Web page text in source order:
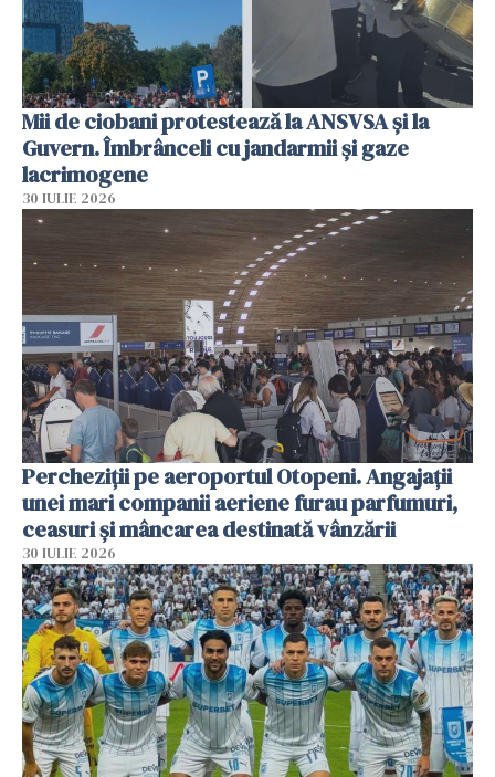
Mii de ciobani protestează la ANSVSA și la
Guvern. Îmbrânceli cu jandarmii și gaze
lacrimogene
30 IULIE 2026
Percheziții pe aeroportul Otopeni. Angajații
unei mari companii aeriene furau parfumuri,
ceasuri și mâncarea destinată vânzării
30 IULIE 2026